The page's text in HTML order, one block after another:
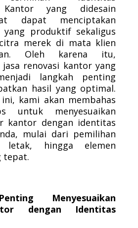
Kantor yang didesain
dapat menciptakan
yang produktif sekaligus
merek di mata klien
Oleh karena itu,
jasa renovasi kantor yang
langkah penting
hasil yang optimal.
kami akan membahas
untuk menyesuaikan
kantor dengan identitas
mulai dari pemilihan
hingga elemen
tepat.
Menyesuaikan
dengan Identitas